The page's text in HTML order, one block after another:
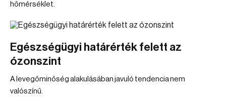
hőmérséklet.
Egészségügyi határérték felett az
ózonszint
A levegőminőség alakulásában javuló tendencia nem
valószínű.